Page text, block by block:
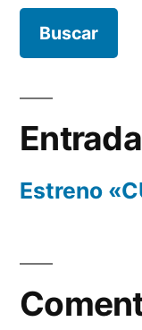
Estreno